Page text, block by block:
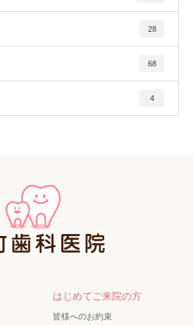
28
68
4
はじめてご来院の方
皆様へのお約束